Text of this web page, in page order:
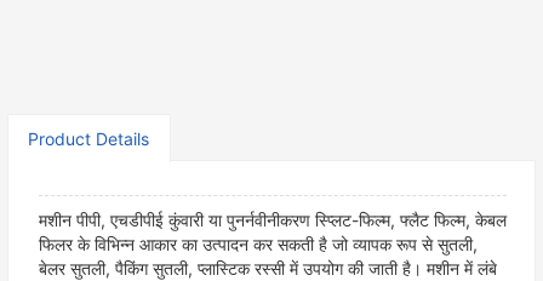
Product Details
मशीन पीपी, एचडीपीई कुंवारी या पुनर्नवीनीकरण स्प्लिट-फिल्म, फ्लैट फिल्म, केबल
फिलर के विभिन्न आकार का उत्पादन कर सकती है जो व्यापक रूप से सुतली,
बेलर सुतली, पैकिंग सुतली, प्लास्टिक रस्सी में उपयोग की जाती है। मशीन में लंबे